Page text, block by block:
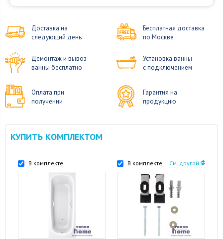
Доставка на
следующий день
Бесплатная доставка
по Москве
Демонтаж и вывоз
ванны бесплатно
Установка ванны
с подключением
Оплата при
получении
Гарантия на
продукцию
КУПИТЬ КОМПЛЕКТОМ
В комплекте В комплекте См. другой